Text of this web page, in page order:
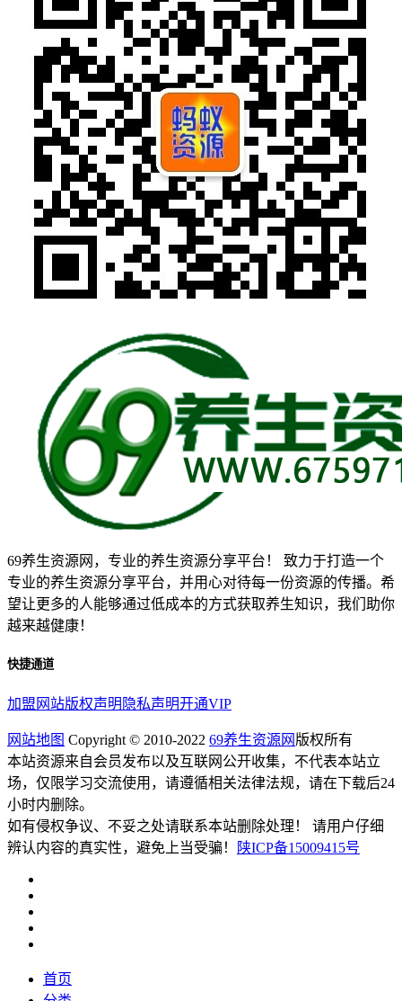
69养生资源网，专业的养生资源分享平台！ 致力于打造一个
专业的养生资源分享平台，并用心对待每一份资源的传播。希
望让更多的人能够通过低成本的方式获取养生知识，我们助你
越来越健康！
快捷通道
加盟网站版权声明 隐私声明开通VIP
网站地图 Copyright © 2010-2022 69养生资源网 版权所有
本站资源来自会员发布以及互联网公开收集，不代表本站立
场，仅限学习交流使用，请遵循相关法律法规，请在下载后24
小时内删除。
如有侵权争议、不妥之处请联系本站删除处理！ 请用户仔细
辨认内容的真实性，避免上当受骗！
陕ICP备15009415号
首页